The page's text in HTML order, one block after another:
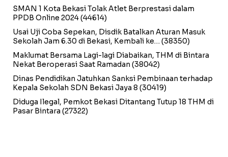
SMAN 1 Kota Bekasi Tolak Atlet Berprestasi dalam
PPDB Online 2024(44614)
Usai Uji Coba Sepekan, Disdik Batalkan Aturan Masuk
Sekolah Jam 6.30 di Bekasi, Kembali ke… (38350)
Maklumat Bersama Lagi-lagi Diabaikan, THM di Bintara
Nekat Beroperasi Saat Ramadan (38042)
Dinas Pendidikan Jatuhkan Sanksi Pembinaan terhadap
Kepala Sekolah SDN Bekasi Jaya 8 (30419)
Diduga Ilegal, Pemkot Bekasi Ditantang Tutup 18 THM di
Pasar Bintara (27322)